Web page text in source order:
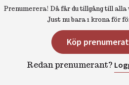
Prenumerera! Då får du tillgång till alla
Just nu bara 1 krona för
Köp
Redan prenumerant?